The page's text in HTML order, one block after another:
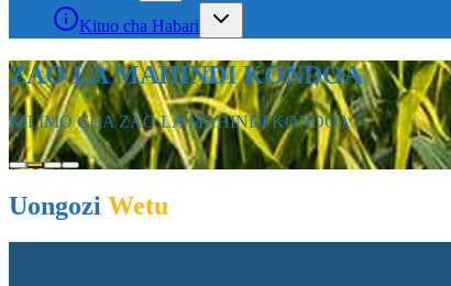
Kituo cha Habari
ZAO LA MAHINDI KONDOA
KILIMO CHA ZAO LA MAHINDI KONDOA
Uongozi Wetu